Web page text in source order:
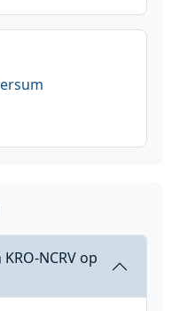
NCRV op